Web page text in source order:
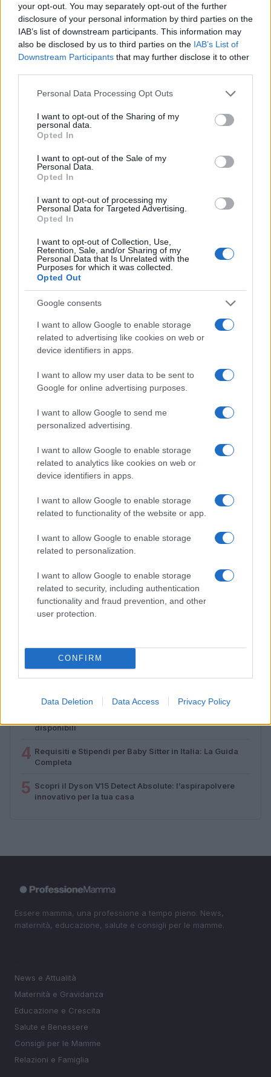
your opt-out. You may separately opt-out of the further
disclosure of your personal information by third parties on the
IAB’s list of downstream participants. This information may
also be disclosed by us to third parties on the IAB’s List of
Downstream Participants that may further disclose it to other
Please note that this website/app uses one or more Google
not limited to your visit or usage behaviour. You may click to
grant or deny consent to Google and its third-party tags to
use your data for below specified purposes in below Google
consent section.
Personal Data Processing Opt Outs
I want to opt-out of the Sharing of my
personal data.
Opted In
I want to opt-out of the Sale of my
Personal Data.
Opted In
I want to opt-out of processing my
Personal Data for Targeted Advertising.
Opted In
I want to opt-out of Collection, Use,
Retention, Sale, and/or Sharing of my
Personal Data that Is Unrelated with the
Purposes for which it was collected.
Opted Out
Google consents
I want to allow Google to enable storage
related to advertising like cookies on web or
device identifiers in apps.
I want to allow my user data to be sent to
Google for online advertising purposes.
I want to allow Google to send me
personalized advertising.
I want to allow Google to enable storage
related to analytics like cookies on web or
device identifiers in apps.
I want to allow Google to enable storage
related to functionality of the website or app.
I want to allow Google to enable storage
related to personalization.
I want to allow Google to enable storage
related to security, including authentication
functionality and fraud prevention, and other
user protection.
CONFIRM
Data Deletion Data Access Privacy Policy
ICA Milano presenta mostre, concerti e letture per
l’autunno 2026
Matteo Pellegrino · 6 Ago 2026
Codacons denuncia: i problemi che affliggono la Sicilia
tra carburanti, spiagge e incendi
Matteo Pellegrino · 25 Lug 2026
NEWS E ATTUALITÀ
Lamezia International Film Fest: arte e cultura si
incontrano in Calabria
PIÙ LETTI
1
Diritti delle lavoratrici in gravidanza: guida completa e
aggiornata
2
disponibili
4 Requisiti e Stipendi per Baby Sitter in Italia: La Guida
Completa
5 Scopri il Dyson V15 Detect Absolute: l’aspirapolvere
innovativo per la tua casa
Essere mamma, una professione a tempo pieno. News,
maternità, educazione, salute e consigli per le mamme.
News e Attualità
Maternità e Gravidanza
Educazione e Crescita
Salute e Benessere
Consigli per le Mamme
Relazioni e Famiglia